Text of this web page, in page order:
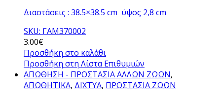
Διαστάσεις : 38.5×38.5 cm ύψος 2,8 cm
SKU: ΓΑΜ370002
3.00€
Προσθήκη στο καλάθι
Προσθήκη στη Λίστα Επιθυμιών
ΑΠΩΘΗΣΗ - ΠΡΟΣΤΑΣΙΑ ΑΛΛΩΝ ΖΩΩΝ,
ΑΠΩΘΗΤΙΚΑ, ΔΙΧΤΥΑ, ΠΡΟΣΤΑΣΙΑ ΖΩΩΝ